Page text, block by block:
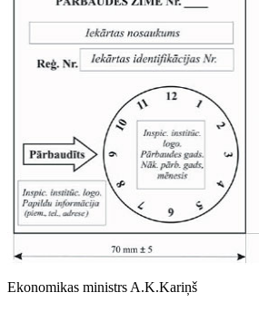
Ekonomikas ministrs A.K.Kariņš